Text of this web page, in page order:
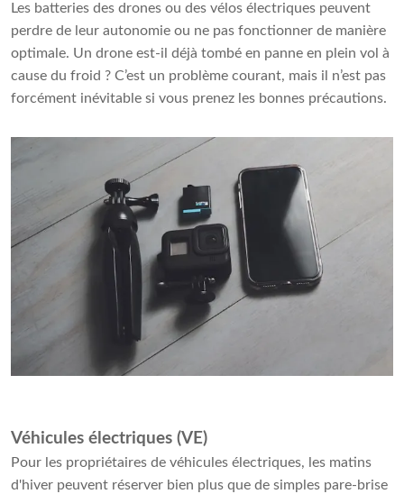
Les batteries des drones ou des vélos électriques peuvent
perdre de leur autonomie ou ne pas fonctionner de manière
optimale. Un drone est-il déjà tombé en panne en plein vol à
cause du froid ? C’est un problème courant, mais il n’est pas
forcément inévitable si vous prenez les bonnes précautions.
Véhicules électriques (VE)
Pour les propriétaires de véhicules électriques, les matins
d'hiver peuvent réserver bien plus que de simples pare-brise